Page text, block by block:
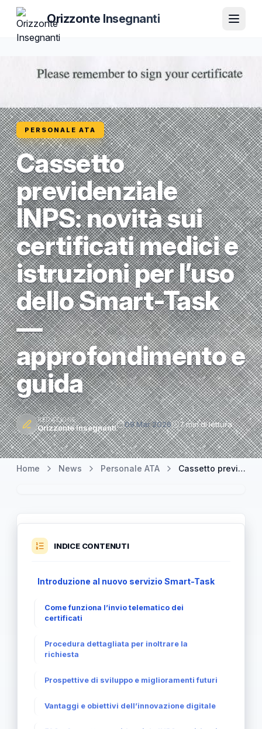
Orizzonte Insegnanti
PERSONALE ATA
Cassetto
previdenziale
INPS: novità sui
certificati medici e
istruzioni per l’uso
dello Smart-Task
—
approfondimento e
guida
REDAZIONE
Orizzonte Insegnanti 09 Mar 2026 7 min di lettura
Home News Personale ATA Cassetto previdenziale INPS: novità sui certificati medici e istruzioni per l’uso dello Smart-Task — approfondimento e guida
INDICE CONTENUTI
Introduzione al nuovo servizio Smart-Task
Come funziona l’invio telematico dei
certificati
Procedura dettagliata per inoltrare la
richiesta
Prospettive di sviluppo e miglioramenti futuri
Vantaggi e obiettivi dell’innovazione digitale